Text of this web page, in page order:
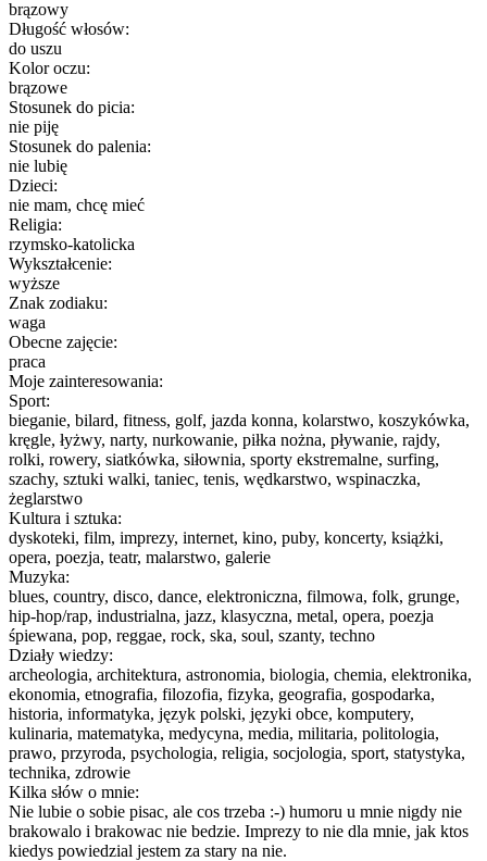
brązowy
Długość włosów:
do uszu
Kolor oczu:
brązowe
Stosunek do picia:
nie piję
Stosunek do palenia:
nie lubię
Dzieci:
nie mam, chcę mieć
Religia:
rzymsko-katolicka
Wykształcenie:
wyższe
Znak zodiaku:
waga
Obecne zajęcie:
praca
Moje zainteresowania:
Sport:
bieganie, bilard, fitness, golf, jazda konna, kolarstwo, koszykówka,
kręgle, łyżwy, narty, nurkowanie, piłka nożna, pływanie, rajdy,
rolki, rowery, siatkówka, siłownia, sporty ekstremalne, surfing,
szachy, sztuki walki, taniec, tenis, wędkarstwo, wspinaczka,
żeglarstwo
Kultura i sztuka:
dyskoteki, film, imprezy, internet, kino, puby, koncerty, książki,
opera, poezja, teatr, malarstwo, galerie
Muzyka:
blues, country, disco, dance, elektroniczna, filmowa, folk, grunge,
hip-hop/rap, industrialna, jazz, klasyczna, metal, opera, poezja
śpiewana, pop, reggae, rock, ska, soul, szanty, techno
Działy wiedzy:
archeologia, architektura, astronomia, biologia, chemia, elektronika,
ekonomia, etnografia, filozofia, fizyka, geografia, gospodarka,
historia, informatyka, język polski, języki obce, komputery,
kulinaria, matematyka, medycyna, media, militaria, politologia,
prawo, przyroda, psychologia, religia, socjologia, sport, statystyka,
technika, zdrowie
Kilka słów o mnie:
Nie lubie o sobie pisac, ale cos trzeba :-) humoru u mnie nigdy nie
brakowalo i brakowac nie bedzie. Imprezy to nie dla mnie, jak ktos
kiedys powiedzial jestem za stary na nie.